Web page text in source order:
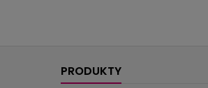
PRODUKTY